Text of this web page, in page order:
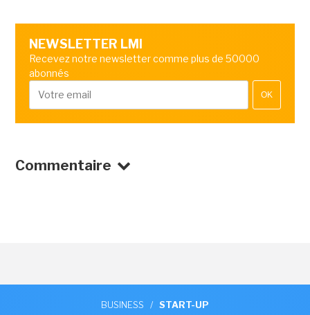
NEWSLETTER LMI
Recevez notre newsletter comme plus de 50000
abonnés
OK
Commentaire
BUSINESS / START-UP